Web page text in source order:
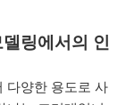
링에서의 인
다양한 용도로 사